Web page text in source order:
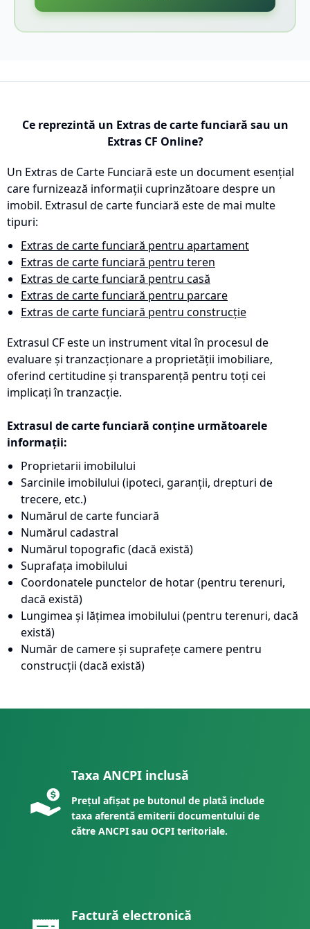
Ce reprezintă un Extras de carte funciară sau un
Extras CF Online?
Un Extras de Carte Funciară este un document esențial
care furnizează informații cuprinzătoare despre un
imobil. Extrasul de carte funciară este de mai multe
tipuri:
Extras de carte funciară pentru apartament
Extras de carte funciară pentru teren
Extras de carte funciară pentru casă
Extras de carte funciară pentru parcare
Extras de carte funciară pentru construcție
Extrasul CF este un instrument vital în procesul de
evaluare și tranzacționare a proprietății imobiliare,
oferind certitudine și transparență pentru toți cei
implicați în tranzacție.
Extrasul de carte funciară conține următoarele
informații:
Proprietarii imobilului
Sarcinile imobilului (ipoteci, garanții, drepturi de
trecere, etc.)
Numărul de carte funciară
Numărul cadastral
Numărul topografic (dacă există)
Suprafața imobilului
Coordonatele punctelor de hotar (pentru terenuri,
dacă există)
Lungimea și lățimea imobilului (pentru terenuri, dacă
există)
Număr de camere și suprafețe camere pentru
construcții (dacă există)
Taxa ANCPI inclusă
Prețul afișat pe butonul de plată include
taxa aferentă emiterii documentului de
către ANCPI sau OCPI teritoriale.
Factură electronică